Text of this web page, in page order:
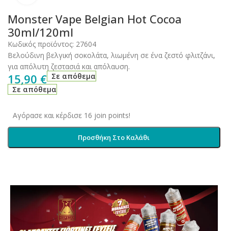
Monster Vape Belgian Hot Cocoa
30ml/120ml
Κωδικός προϊόντος: 27604
Βελούδινη βελγική σοκολάτα, λιωμένη σε ένα ζεστό φλιτζάνι,
για απόλυτη ζεστασιά και απόλαυση.
15,90 € Σε απόθεμα
Σε απόθεμα
Αγόρασε και κέρδισε 16 join points!
Προσθήκη Στο Καλάθι